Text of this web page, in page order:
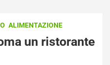
ALIMENTAZIONE
un ristorante